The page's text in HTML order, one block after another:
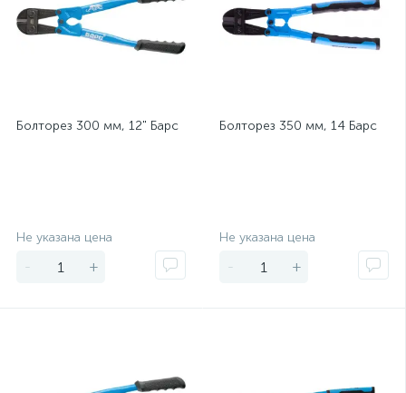
Болторез 300 мм, 12" Барс
Не указана цена
- +
Болторез 350 мм, 14 Барс
Не указана цена
- +